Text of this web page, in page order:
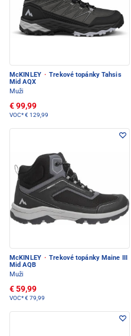
McKINLEY · Trekové topánky Tahsis
Mid AQX
Muži
€ 99,99
VOC*€ 129,99
McKINLEY · Trekové topánky Maine III
Mid AQB
Muži
€ 59,99
VOC*€ 79,99